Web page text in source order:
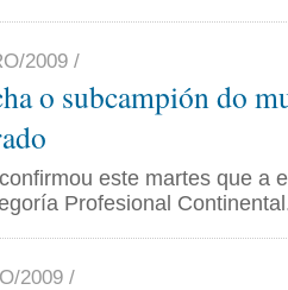
2009 /
o subcampión do
este martes que a
Profesional
2009 /